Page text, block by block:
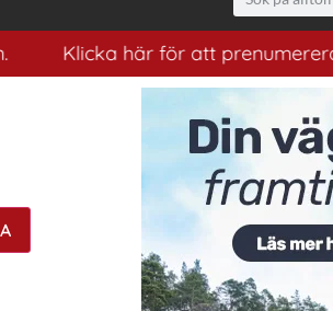
Klicka här för att prenumerera på